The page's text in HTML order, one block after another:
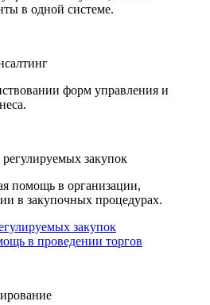
в одной системе.
форм управления и
закупок
помощь в организации,
в закупочных процедурах.
закупок
в проведении торгов